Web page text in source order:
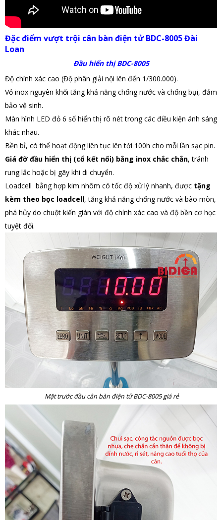
Đặc điểm vượt trội cân bàn điện tử BDC-8005 Đài
Loan
Đầu hiển thị BDC-8005
Độ chính xác cao (Độ phân giải nội lên đến 1/300.000).
Vỏ inox nguyên khối tăng khả năng chống nước và chống bụi, đảm
bảo vệ sinh.
Màn hình LED đỏ 6 số hiển thị rõ nét trong các điều kiện ánh sáng
khác nhau.
Bền bỉ, có thể hoạt động liên tục lên tới 100h cho mỗi lần sạc pin.
Giá đỡ đầu hiển thị (cổ kết nối) bằng inox chắc chắn, tránh
rung lắc hoặc bị gãy khi di chuyển.
Loadcell bằng hợp kim nhôm có tốc độ xử lý nhanh, được tặng
kèm theo bọc loadcell, tăng khả năng chống nước và bào mòn,
phá hủy do chuột kiến gián với độ chính xác cao và độ bền cơ học
tuyệt đối.
Mặt trước đầu cân bàn điện tử BDC-8005 giá rẻ